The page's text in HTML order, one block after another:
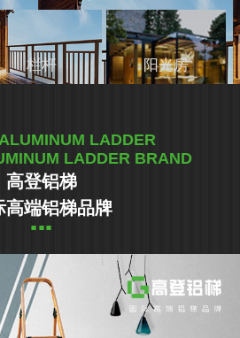
栏杆 阳光房
LADDER
LADDER BRAND
高登铝梯
高端铝梯品牌